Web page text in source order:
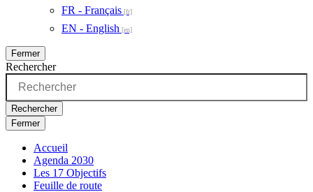
FR - Français
EN - English
Fermer
Rechercher
Rechercher
Fermer
Accueil
Agenda 2030
Les 17 Objectifs
Feuille de route